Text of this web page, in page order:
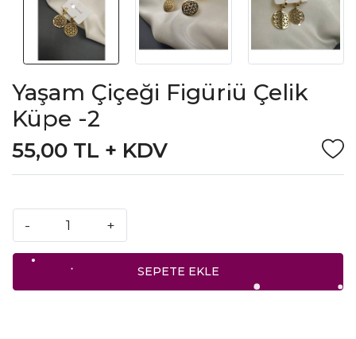
Yaşam Çiçeği Figürlü Çelik
Küpe -2
55,00 TL + KDV
- +
SEPETE EKLE